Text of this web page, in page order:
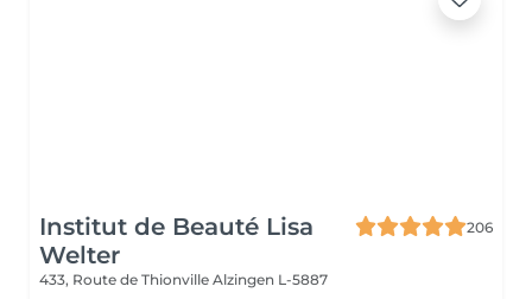
Institut de Beauté Lisa
Welter
206
433, Route de Thionville Alzingen L-5887